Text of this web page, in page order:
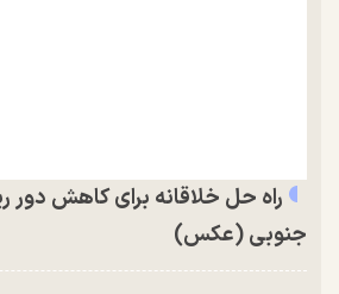
راه حل خلاقانه برای کاهش دور
جنوبی (عکس)